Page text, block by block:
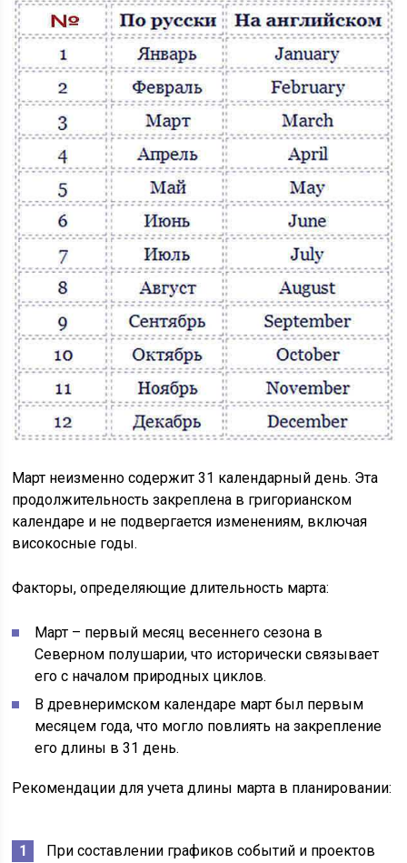
Март неизменно содержит 31 календарный день. Эта
продолжительность закреплена в григорианском
календаре и не подвергается изменениям, включая
високосные годы.
Факторы, определяющие длительность марта:
Март – первый месяц весеннего сезона в
Северном полушарии, что исторически связывает
его с началом природных циклов.
В древнеримском календаре март был первым
месяцем года, что могло повлиять на закрепление
его длины в 31 день.
Рекомендации для учета длины марта в планировании:
При составлении графиков событий и проектов